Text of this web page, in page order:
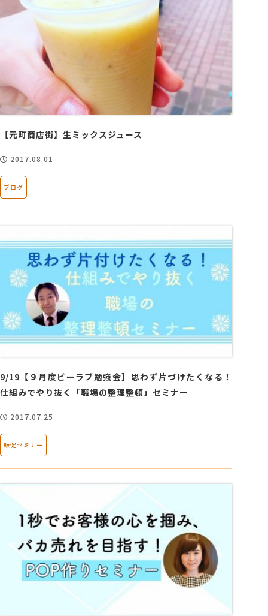
【元町商店街】生ミックスジュース
2017.08.01
ブログ
9/19【９月度ビーラブ勉強会】思わず片づけたくなる！
仕組みでやり抜く「職場の整理整頓」セミナー
2017.07.25
販促セミナー